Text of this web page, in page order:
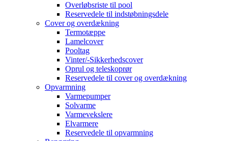
Overløbsriste til pool
Reservedele til indstøbningsdele
Cover og overdækning
Termotæppe
Lamelcover
Pooltag
Vinter/-Sikkerhedscover
Oprul og teleskoprør
Reservedele til cover og overdækning
Opvarmning
Varmepumper
Solvarme
Varmevekslere
Elvarmere
Reservedele til opvarmning